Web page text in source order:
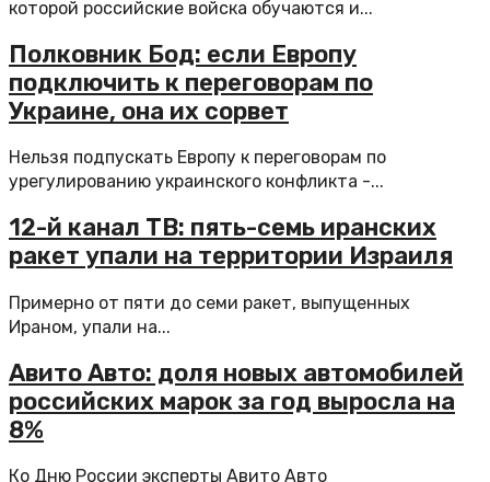
которой российские войска обучаются и...
Полковник Бод: если Европу
подключить к переговорам по
Украине, она их сорвет
Нельзя подпускать Европу к переговорам по
урегулированию украинского конфликта -...
12-й канал ТВ: пять-семь иранских
ракет упали на территории Израиля
Примерно от пяти до семи ракет, выпущенных
Ираном, упали на...
Авито Авто: доля новых автомобилей
российских марок за год выросла на
8%
Ко Дню России эксперты Авито Авто